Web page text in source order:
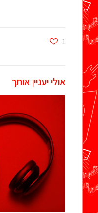
1
אולי יעניין אותך